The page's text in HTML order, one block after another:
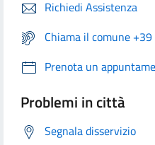
Richiedi Assistenza
Chiama il comune
Prenota un
Problemi in città
Segnala disservizio